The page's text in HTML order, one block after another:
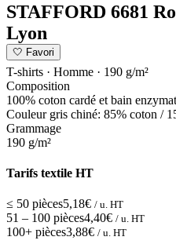
STAFFORD 6681
Lyon
🤍 Favori
T-shirts · Homme · 190 g/m²
Composition
100% coton cardé et bain
Couleur gris chiné: 85% coton /
Grammage
190 g/m²
Tarifs textile HT
≤ 50 pièces5,18€ / u. HT
51 – 100 pièces4,40€ / u. HT
100+ pièces3,88€ / u. HT